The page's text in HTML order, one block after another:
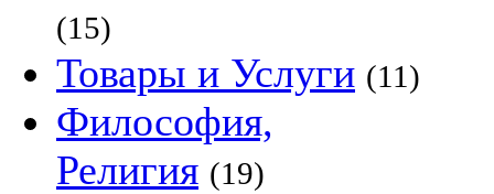
(15)
Товары и Услуги (11)
Философия,
Религия (19)